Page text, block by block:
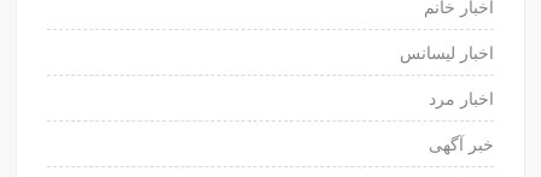
اخبار خانم
اخبار لیسانس
اخبار مرد
خبر آگهی